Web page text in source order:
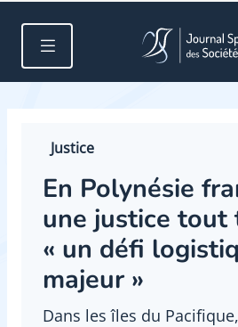
Justice
En Polynésie
une justice tout
« un défi
majeur »
Dans les îles du